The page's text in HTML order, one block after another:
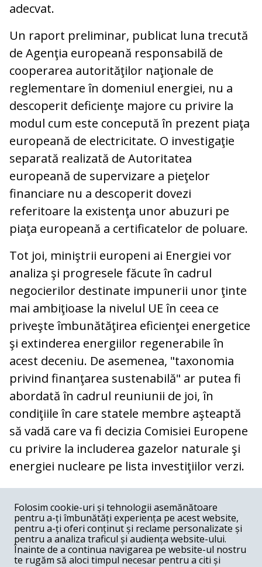
adecvat.
Un raport preliminar, publicat luna trecută
de Agenţia europeană responsabilă de
cooperarea autorităţilor naţionale de
reglementare în domeniul energiei, nu a
descoperit deficienţe majore cu privire la
modul cum este concepută în prezent piaţa
europeană de electricitate. O investigaţie
separată realizată de Autoritatea
europeană de supervizare a pieţelor
financiare nu a descoperit dovezi
referitoare la existenţa unor abuzuri pe
piaţa europeană a certificatelor de poluare.
Tot joi, miniştrii europeni ai Energiei vor
analiza şi progresele făcute în cadrul
negocierilor destinate impunerii unor ţinte
mai ambiţioase la nivelul UE în ceea ce
priveşte îmbunătăţirea eficienţei energetice
şi extinderea energiilor regenerabile în
acest deceniu. De asemenea, "taxonomia
privind finanţarea sustenabilă" ar putea fi
abordată în cadrul reuniunii de joi, în
condiţiile în care statele membre aşteaptă
să vadă care va fi decizia Comisiei Europene
cu privire la includerea gazelor naturale şi
energiei nucleare pe lista investiţiilor verzi.
COMENTARII
Nume
Email
Folosim cookie-uri și tehnologii asemănătoare
pentru a-ți îmbunătăți experiența pe acest website,
pentru a-ți oferi conținut și reclame personalizate și
pentru a analiza traficul și audiența website-ului.
Înainte de a continua navigarea pe website-ul nostru
te rugăm să aloci timpul necesar pentru a citi și